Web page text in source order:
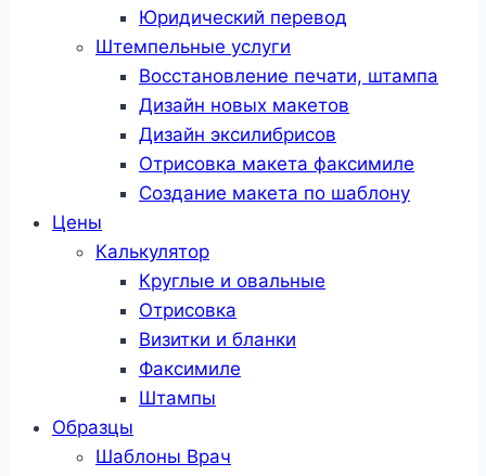
Юридический перевод
Штемпельные услуги
Восстановление печати, штампа
Дизайн новых макетов
Дизайн эксилибрисов
Отрисовка макета факсимиле
Создание макета по шаблону
Цены
Калькулятор
Круглые и овальные
Отрисовка
Визитки и бланки
Факсимиле
Штампы
Образцы
Шаблоны Врач